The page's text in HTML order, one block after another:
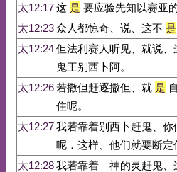
太12:17这 是 要应验先知以赛亚
太12:23众人都惊奇、说、这不 是
太12:24但法利赛人听见、就说
鬼王别西卜阿。
太12:26 若撒但赶逐撒但、就 是
住呢。
太12:27我若靠着别西卜赶鬼、
呢．这样、他们就要断定
太12:28我若靠着 神的灵赶鬼、